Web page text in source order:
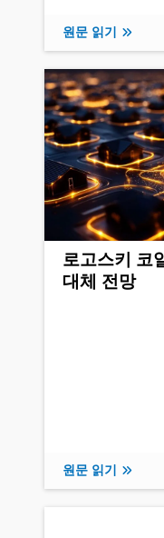
원문 읽기
로고스키 코
대체 전망
원문 읽기